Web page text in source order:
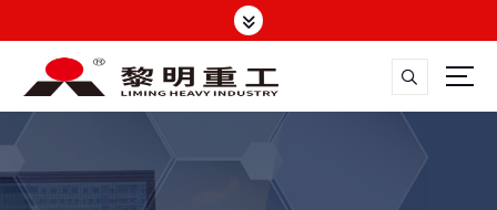
转
容 大修渣磨粉机，矿渣立磨